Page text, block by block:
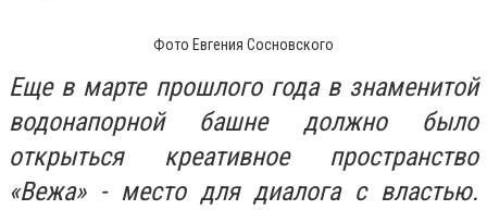
Фото Евгения Сосновского
Еще в марте прошлого года в знаменитой
водонапорной башне должно было
открыться креативное пространство
«Вежа» - место для диалога с властью.